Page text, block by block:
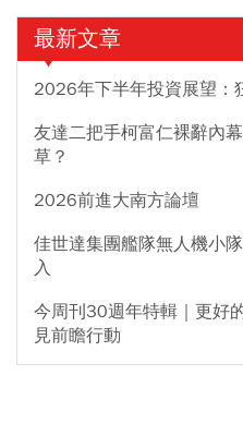
最新文章
2026年下半年投資展望：
友達二把手柯富仁裸辭內
草？
2026前進大南方論壇
佳世達集團艦隊無人機小
入
今周刊30週年特輯｜更好
見前瞻行動